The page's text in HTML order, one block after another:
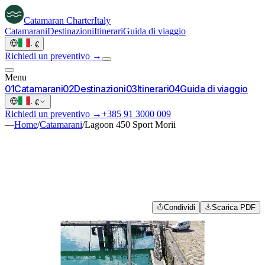
Catamaran CharterItaly
CatamaraniDestinazioniItinerariGuida di viaggio
· €
Richiedi un preventivo →
Menu
01Catamarani02Destinazioni03Itinerari04Guida di viaggio
· €
Richiedi un preventivo →+385 91 3000 009
—Home/Catamarani/Lagoon 450 Sport Morii
Condividi Scarica PDF